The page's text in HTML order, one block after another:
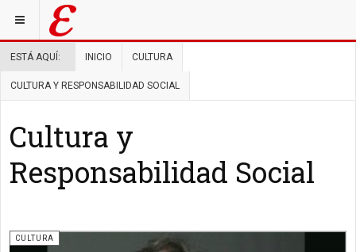
ESTÁ AQUÍ: INICIO CULTURA
CULTURA Y RESPONSABILIDAD SOCIAL
Cultura y
Responsabilidad Social
CULTURA